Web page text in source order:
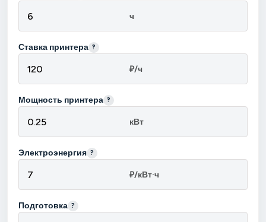
ч
Ставка принтера ?
₽/ч
Мощность принтера ?
кВт
Электроэнергия ?
₽/кВт·ч
Подготовка ?